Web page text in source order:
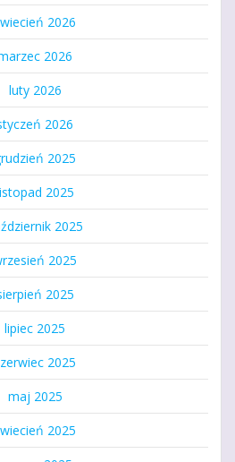
2026
2026
luty 2026
2026
2025
2025
2025
2025
2025
lipiec 2025
2025
maj 2025
2025